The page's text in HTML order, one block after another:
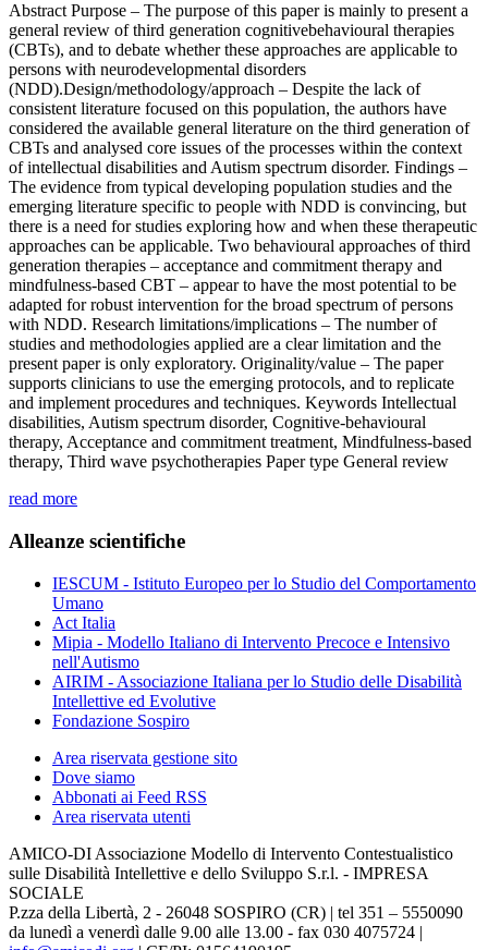
Abstract Purpose – The purpose of this paper is mainly to present a
general review of third generation cognitivebehavioural therapies
(CBTs), and to debate whether these approaches are applicable to
persons with neurodevelopmental disorders
(NDD).Design/methodology/approach – Despite the lack of
consistent literature focused on this population, the authors have
considered the available general literature on the third generation of
CBTs and analysed core issues of the processes within the context
of intellectual disabilities and Autism spectrum disorder. Findings –
The evidence from typical developing population studies and the
emerging literature specific to people with NDD is convincing, but
there is a need for studies exploring how and when these therapeutic
approaches can be applicable. Two behavioural approaches of third
generation therapies – acceptance and commitment therapy and
mindfulness-based CBT – appear to have the most potential to be
adapted for robust intervention for the broad spectrum of persons
with NDD. Research limitations/implications – The number of
studies and methodologies applied are a clear limitation and the
present paper is only exploratory. Originality/value – The paper
supports clinicians to use the emerging protocols, and to replicate
and implement procedures and techniques. Keywords Intellectual
disabilities, Autism spectrum disorder, Cognitive-behavioural
therapy, Acceptance and commitment treatment, Mindfulness-based
therapy, Third wave psychotherapies Paper type General review
read more
Alleanze scientifiche
IESCUM - Istituto Europeo per lo Studio del Comportamento
Umano
Act Italia
Mipia - Modello Italiano di Intervento Precoce e Intensivo
nell'Autismo
AIRIM - Associazione Italiana per lo Studio delle Disabilità
Intellettive ed Evolutive
Fondazione Sospiro
Area riservata gestione sito
Dove siamo
Abbonati ai Feed RSS
Area riservata utenti
AMICO-DI Associazione Modello di Intervento Contestualistico
sulle Disabilità Intellettive e dello Sviluppo S.r.l. - IMPRESA
SOCIALE
P.zza della Libertà, 2 - 26048 SOSPIRO (CR) | tel 351 – 5550090
da lunedì a venerdì dalle 9.00 alle 13.00 - fax 030 4075724 |